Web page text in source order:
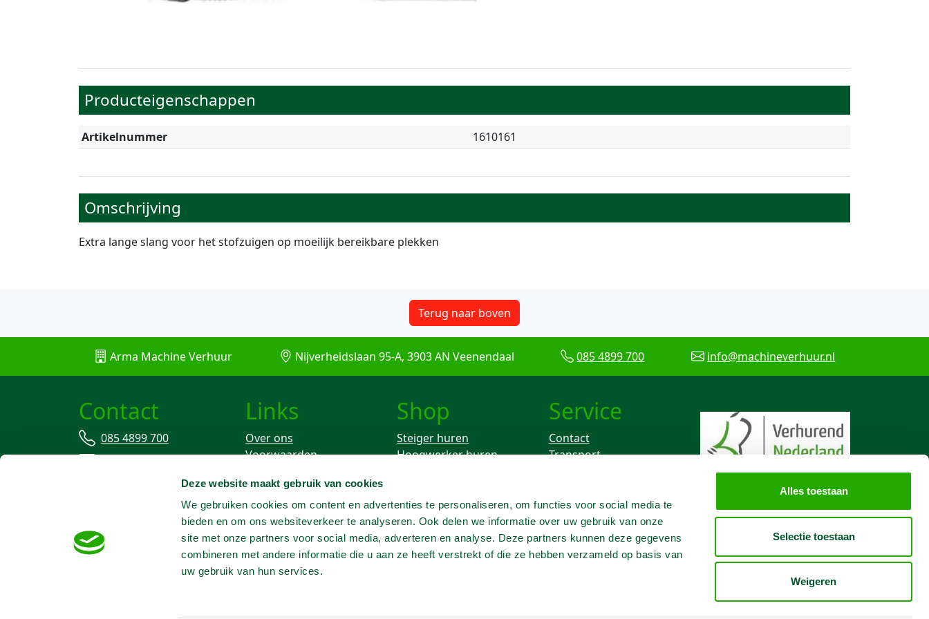
Deze website maakt gebruik van cookies
We gebruiken cookies om content en advertenties te personaliseren, om functies voor social media te
bieden en om ons websiteverkeer te analyseren. Ook delen we informatie over uw gebruik van onze
site met onze partners voor social media, adverteren en analyse. Deze partners kunnen deze gegevens
combineren met andere informatie die u aan ze heeft verstrekt of die ze hebben verzameld op basis van
uw gebruik van hun services.
Alles toestaan
Selectie toestaan
Weigeren
Producteigenschappen
Artikelnummer 1610161
Omschrijving
Extra lange slang voor het stofzuigen op moeilijk bereikbare plekken
Terug naar boven
Arma Machine Verhuur Nijverheidslaan 95-A, 3903 AN Veenendaal 085 4899 700 info@machineverhuur.nl
Contact
085 4899 700
info@machineverhuur.nl
Links
Over ons
Voorwaarden
Stofvrij werken
Shop
Steiger huren
Hoogwerker huren
Knikarm hoogwerker
huren
Telescoophoogwerker
huren
Service
Contact
Transport